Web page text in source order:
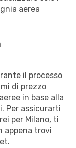
aerea
il processo
di prezzo
in base alla
Per assicurarti
per Milano, ti
appena trovi